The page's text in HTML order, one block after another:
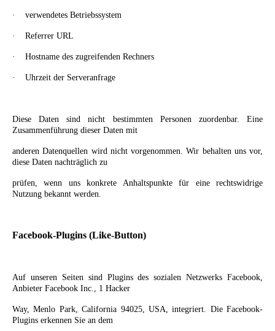
· verwendetes Betriebssystem
· Referrer URL
· Hostname des zugreifenden Rechners
· Uhrzeit der Serveranfrage
Diese Daten sind nicht bestimmten Personen zuordenbar. Eine
Zusammenführung dieser Daten mit
anderen Datenquellen wird nicht vorgenommen. Wir behalten uns vor,
diese Daten nachträglich zu
prüfen, wenn uns konkrete Anhaltspunkte für eine rechtswidrige
Nutzung bekannt werden.
Facebook-Plugins (Like-Button)
Auf unseren Seiten sind Plugins des sozialen Netzwerks Facebook,
Anbieter Facebook Inc., 1 Hacker
Way, Menlo Park, California 94025, USA, integriert. Die Facebook-
Plugins erkennen Sie an dem